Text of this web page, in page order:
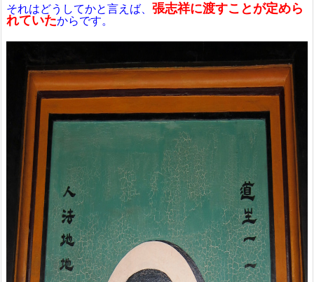
それはどうしてかと言えば、 張志祥に渡すことが定めら
れていたからです。